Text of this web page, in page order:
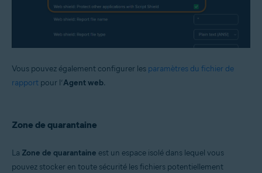
Vous pouvez également configurer les paramètres du fichier de
rapport pour l’Agent web.
Zone de quarantaine
La Zone de quarantaine est un espace isolé dans lequel vous
pouvez stocker en toute sécurité les fichiers potentiellement